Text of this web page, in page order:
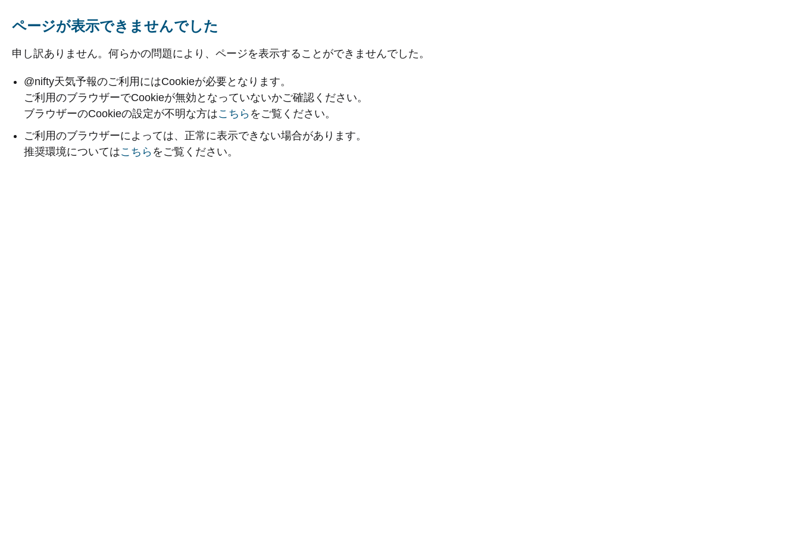
ページが表示できませんでした
申し訳ありません。何らかの問題により、ページを表示することができませんでした。
@nifty天気予報のご利用にはCookieが必要となります。
ご利用のブラウザーでCookieが無効となっていないかご確認ください。
ブラウザーのCookieの設定が不明な方はこちら をご覧ください。
ご利用のブラウザーによっては、正常に表示できない場合があります。
推奨環境についてはこちら をご覧ください。